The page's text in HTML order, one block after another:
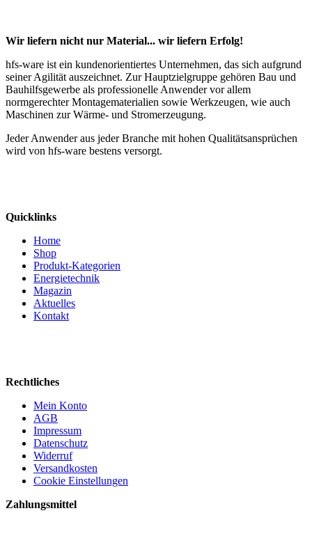
Wir liefern nicht nur Material... wir liefern Erfolg!
hfs-ware ist ein kundenorientiertes Unternehmen, das sich aufgrund
seiner Agilität auszeichnet. Zur Hauptzielgruppe gehören Bau und
Bauhilfsgewerbe als professionelle Anwender vor allem
normgerechter Montagematerialien sowie Werkzeugen, wie auch
Maschinen zur Wärme- und Stromerzeugung.
Jeder Anwender aus jeder Branche mit hohen Qualitätsansprüchen
wird von hfs-ware bestens versorgt.
Quicklinks
Home
Shop
Produkt-Kategorien
Energietechnik
Magazin
Aktuelles
Kontakt
Rechtliches
Mein Konto
AGB
Impressum
Datenschutz
Widerruf
Versandkosten
Cookie Einstellungen
Zahlungsmittel